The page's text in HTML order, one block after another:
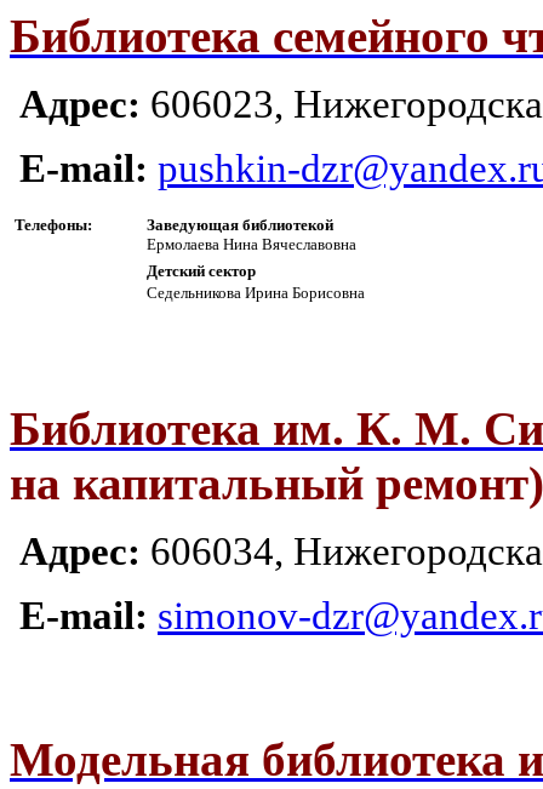
Библиотека семейного
Адрес: 606023, Ни
E-mail: pushkin-
Телефоны:
Заведующая библиотекой
Ермолаева Нина Вячеславовна
Детский сектор
Седельникова Ирина Борисовна
Библиотека им. К. М.
на капитальный ремонт)
Адрес: 606034, Ни
E-mail: simonov-
Модельная библиотека